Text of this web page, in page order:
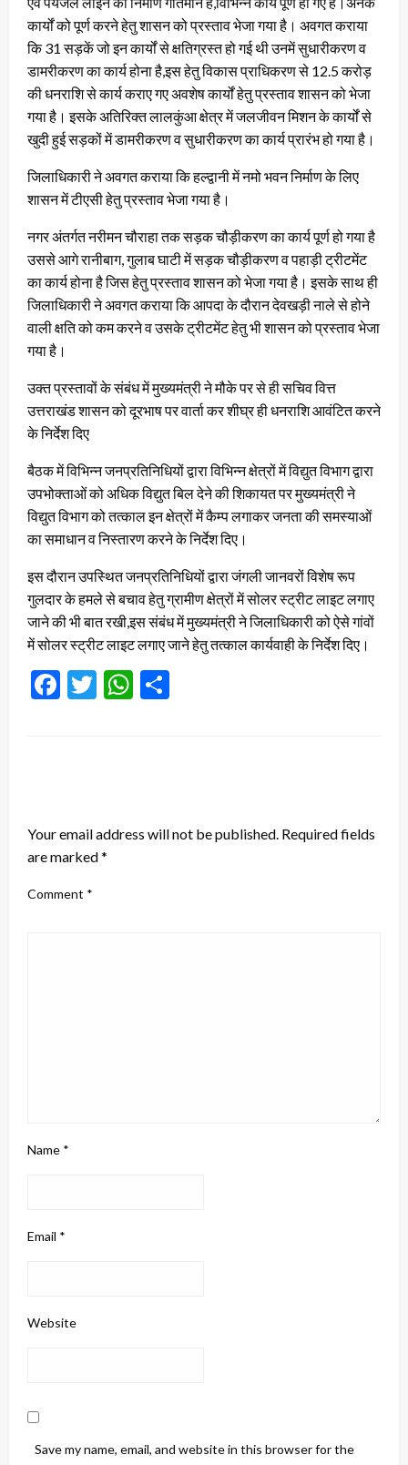
कार्यों को पूर्ण करने हेतु शासन को प्रस्ताव भेजा गया है। अवगत कराया
कि 31 सड़कें जो इन कार्यों से क्षतिग्रस्त हो गई थी उनमें सुधारीकरण व
डामरीकरण का कार्य होना है,इस हेतु विकास प्राधिकरण से 12.5 करोड़
की धनराशि से कार्य कराए गए अवशेष कार्यों हेतु प्रस्ताव शासन को भेजा
गया है। इसके अतिरिक्त लालकुंआ क्षेत्र में जलजीवन मिशन के कार्यों से
खुदी हुई सड़कों में डामरीकरण व सुधारीकरण का कार्य प्रारंभ हो गया है।
जिलाधिकारी ने अवगत कराया कि हल्द्वानी में नमो भवन निर्माण के लिए
शासन में टीएसी हेतु प्रस्ताव भेजा गया है।
नगर अंतर्गत नरीमन चौराहा तक सड़क चौड़ीकरण का कार्य पूर्ण हो गया है
उससे आगे रानीबाग, गुलाब घाटी में सड़क चौड़ीकरण व पहाड़ी ट्रीटमेंट
का कार्य होना है जिस हेतु प्रस्ताव शासन को भेजा गया है। इसके साथ ही
जिलाधिकारी ने अवगत कराया कि आपदा के दौरान देवखड़ी नाले से होने
वाली क्षति को कम करने व उसके ट्रीटमेंट हेतु भी शासन को प्रस्ताव भेजा
गया है।
उक्त प्रस्तावों के संबंध में मुख्यमंत्री ने मौके पर से ही सचिव वित्त
उत्तराखंड शासन को दूरभाष पर वार्ता कर शीघ्र ही धनराशि आवंटित करने
के निर्देश दिए
बैठक में विभिन्न जनप्रतिनिधियों द्वारा विभिन्न क्षेत्रों में विद्युत विभाग द्वारा
उपभोक्ताओं को अधिक विद्युत बिल देने की शिकायत पर मुख्यमंत्री ने
विद्युत विभाग को तत्काल इन क्षेत्रों में कैम्प लगाकर जनता की समस्याओं
का समाधान व निस्तारण करने के निर्देश दिए।
इस दौरान उपस्थित जनप्रतिनिधियों द्वारा जंगली जानवरों विशेष रूप
गुलदार के हमले से बचाव हेतु ग्रामीण क्षेत्रों में सोलर स्ट्रीट लाइट लगाए
जाने की भी बात रखी,इस संबंध में मुख्यमंत्री ने जिलाधिकारी को ऐसे गांवों
में सोलर स्ट्रीट लाइट लगाए जाने हेतु तत्काल कार्यवाही के निर्देश दिए।
Facebook
TwitterWhatsApp
Your email address will not be published. Required fields
are marked*
Comment *
Name *
Email *
Website
Save my name, email, and website in this browser for the